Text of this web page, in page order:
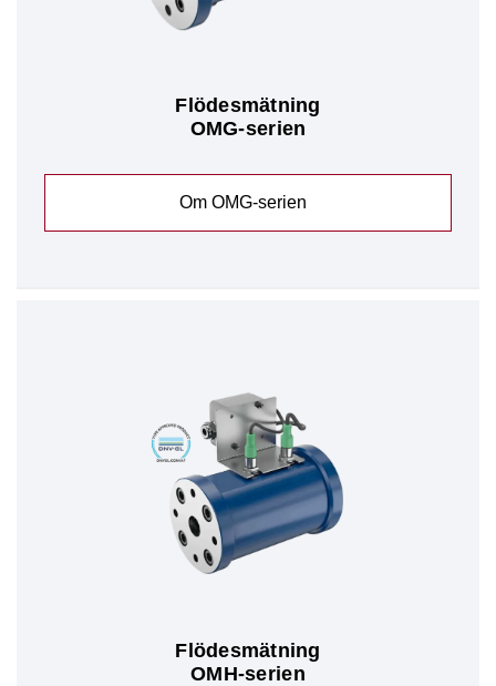
Flödesmätning
OMG-serien
Om OMG-serien
Flödesmätning
OMH-serien